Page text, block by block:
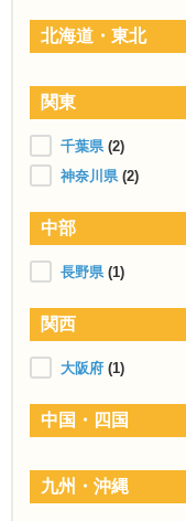
北海道・東北
関東
千葉県 (2)
神奈川県 (2)
中部
長野県 (1)
関西
大阪府 (1)
中国・四国
九州・沖縄